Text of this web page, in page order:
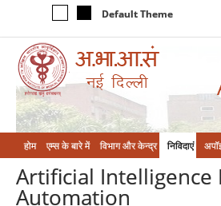
Default Theme
होम एम्‍स के बारे में विभाग और केन्‍द्र निविदाएं
Artificial Intelligence
Automation